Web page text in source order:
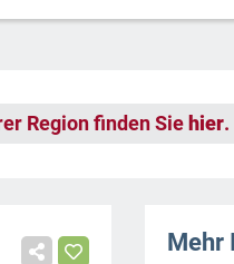
Region finden Sie hier.
Mehr